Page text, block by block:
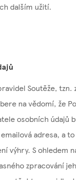
dalším užití.
Soutěže,
na vědomí, že
osobních údajů
adresa, a
výhry. S ohledem
zpracování